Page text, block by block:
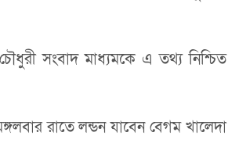
সংবাদ মাধ্যমকে এ তথ্য নিশ্চিত
রাতে লন্ডন যাবেন বেগম খালেদা